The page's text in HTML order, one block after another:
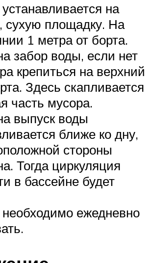
на
сухую площадку. На
1 метра от борта.
забор воды, если нет
крепиться на верхний
Здесь скапливается
часть мусора.
выпуск воды
ближе ко дну,
стороны
Тогда циркуляция
в бассейне будет
ежедневно